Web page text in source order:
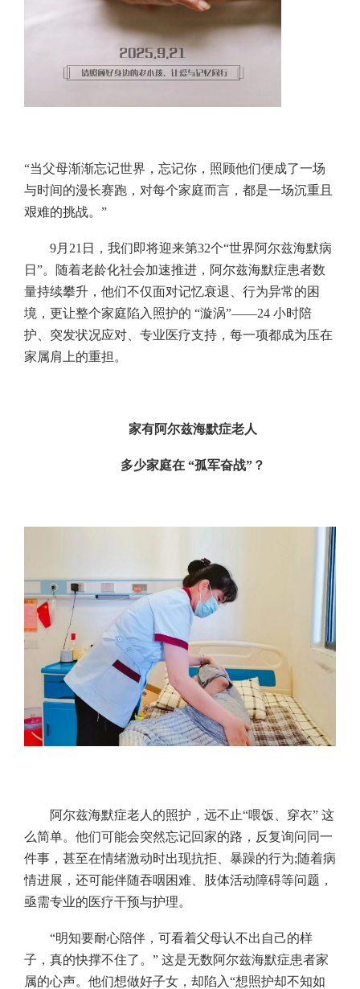
“当父母渐渐忘记世界，忘记你，照顾他们便成了一场
与时间的漫长赛跑，对每个家庭而言，都是一场沉重且
艰难的挑战。”
9月21日，我们即将迎来第32个“世界阿尔兹海默病
日”。随着老龄化社会加速推进，阿尔兹海默症患者数
量持续攀升，他们不仅面对记忆衰退、行为异常的困
境，更让整个家庭陷入照护的 “漩涡”——24 小时陪
护、突发状况应对、专业医疗支持，每一项都成为压在
家属肩上的重担。
家有阿尔兹海默症老人
多少家庭在 “孤军奋战”？
阿尔兹海默症老人的照护，远不止“喂饭、穿衣” 这
么简单。他们可能会突然忘记回家的路，反复询问同一
件事，甚至在情绪激动时出现抗拒、暴躁的行为;随着病
情进展，还可能伴随吞咽困难、肢体活动障碍等问题，
亟需专业的医疗干预与护理。
“明知要耐心陪伴，可看着父母认不出自己的样
子，真的快撑不住了。” 这是无数阿尔兹海默症患者家
属的心声。他们想做好子女，却陷入“想照护却不知如